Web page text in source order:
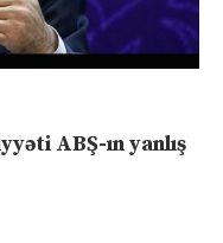
ABŞ-ın yanlış